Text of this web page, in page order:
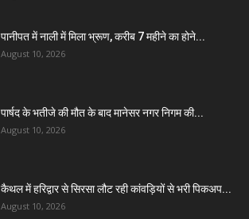
पानीपत में नाली में मिला भ्रूण, करीब 7 महीने का होने...
August 10, 2026
पार्षद के भतीजे की मौत के बाद मानेसर नगर निगम की...
August 10, 2026
कैथल में हरिद्वार से सिरसा लौट रही कांवड़ियों से भरी पिकअप...
August 10, 2026